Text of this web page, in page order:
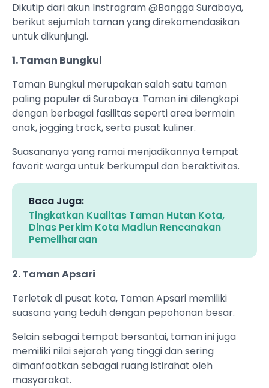
Dikutip dari akun Instragram @Bangga Surabaya,
berikut sejumlah taman yang direkomendasikan
untuk dikunjungi.
1. Taman Bungkul
Taman Bungkul merupakan salah satu taman
paling populer di Surabaya. Taman ini dilengkapi
dengan berbagai fasilitas seperti area bermain
anak, jogging track, serta pusat kuliner.
Suasananya yang ramai menjadikannya tempat
favorit warga untuk berkumpul dan beraktivitas.
Baca Juga:
Tingkatkan Kualitas Taman Hutan Kota,
Dinas Perkim Kota Madiun Rencanakan
Pemeliharaan
2. Taman Apsari
Terletak di pusat kota, Taman Apsari memiliki
suasana yang teduh dengan pepohonan besar.
Selain sebagai tempat bersantai, taman ini juga
memiliki nilai sejarah yang tinggi dan sering
dimanfaatkan sebagai ruang istirahat oleh
masyarakat.